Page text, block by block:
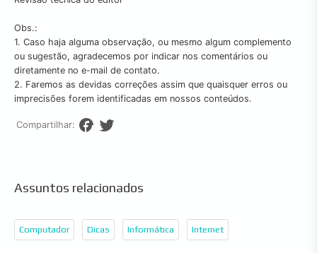
Obs.:
1. Caso haja alguma observação, ou mesmo algum complemento
ou sugestão, agradecemos por indicar nos comentários ou
diretamente no e-mail de contato.
2. Faremos as devidas correções assim que quaisquer erros ou
imprecisões forem identificadas em nossos conteúdos.
Compartilhar:
Assuntos relacionados
Computador Dicas Informática Internet